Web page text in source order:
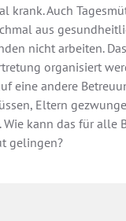
krank. Auch
aus
nicht arbeiten.
organisiert
eine andere
Eltern
Wie kann das für alle
gelingen?